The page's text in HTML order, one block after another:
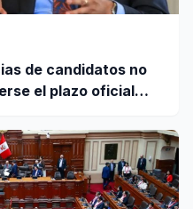
de candidatos no
el plazo oficial